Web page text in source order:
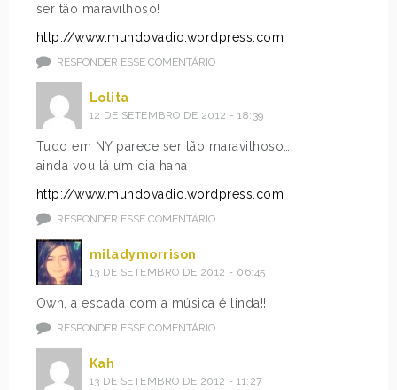
ser tão maravilhoso!
http://www.mundovadio.wordpress.com
RESPONDER ESSE COMENTÁRIO
Lolita
12 DE SETEMBRO DE 2012 - 18:39
Tudo em NY parece ser tão maravilhoso…
ainda vou lá um dia haha
http://www.mundovadio.wordpress.com
RESPONDER ESSE COMENTÁRIO
miladymorrison
13 DE SETEMBRO DE 2012 - 06:45
Own, a escada com a música é linda!!
RESPONDER ESSE COMENTÁRIO
Kah
13 DE SETEMBRO DE 2012 - 11:27